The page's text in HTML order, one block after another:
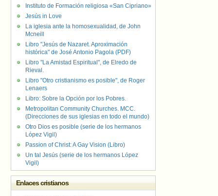
Instituto de Formación religiosa «San Cipriano»
Jesús in Love
La iglesia ante la homosexualidad, de John
Mcneill
Libro "Jesús de Nazaret. Aproximación
histórica" de José Antonio Pagola (PDF)
Libro "La Amistad Espiritual", de Elredo de
Rieval.
Libro "Otro cristianismo es posible", de Roger
Lenaers
Libro: Sobre la Opción por los Pobres.
Metropolitan Community Churches. MCC.
(Direcciones de sus iglesias en todo el mundo)
Otro Dios es posible (serie de los hermanos
López Vigil)
Passion of Christ: A Gay Vision (Libro)
Un tal Jesús (serie de los hermanos López
Vigil)
Enlaces cristianos